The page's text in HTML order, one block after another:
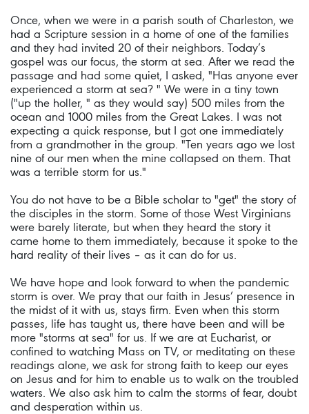
Once, when we were in a parish south of Charleston, we
had a Scripture session in a home of one of the families
and they had invited 20 of their neighbors. Today’s
gospel was our focus, the storm at sea. After we read the
passage and had some quiet, I asked, "Has anyone ever
experienced a storm at sea? " We were in a tiny town
("up the holler, " as they would say) 500 miles from the
ocean and 1000 miles from the Great Lakes. I was not
expecting a quick response, but I got one immediately
from a grandmother in the group. "Ten years ago we lost
nine of our men when the mine collapsed on them. That
was a terrible storm for us."
You do not have to be a Bible scholar to "get" the story of
the disciples in the storm. Some of those West Virginians
were barely literate, but when they heard the story it
came home to them immediately, because it spoke to the
hard reality of their lives – as it can do for us.
We have hope and look forward to when the pandemic
storm is over. We pray that our faith in Jesus’ presence in
the midst of it with us, stays firm. Even when this storm
passes, life has taught us, there have been and will be
more "storms at sea" for us. If we are at Eucharist, or
confined to watching Mass on TV, or meditating on these
readings alone, we ask for strong faith to keep our eyes
on Jesus and for him to enable us to walk on the troubled
waters. We also ask him to calm the storms of fear, doubt
and desperation within us.